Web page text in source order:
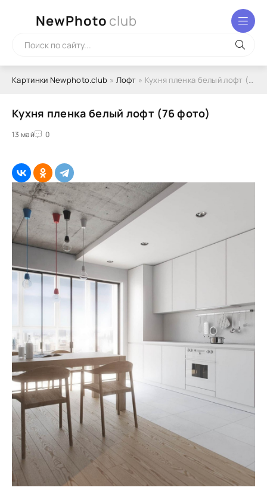
NewPhoto club
Картинки Newphoto.club » Лофт » Кухня пленка белый лофт (76 фото)
Кухня пленка белый лофт (76 фото)
13 май 0